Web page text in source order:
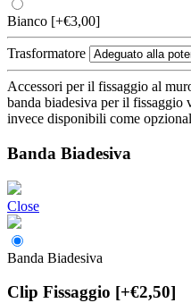
Bianco [+€3,00]
Trasformatore
Accessori per il fissaggio al
banda biadesiva per il fissaggio
invece disponibili come
Banda Biadesiva
Close
Banda Biadesiva
Clip Fissaggio [+€2,50]